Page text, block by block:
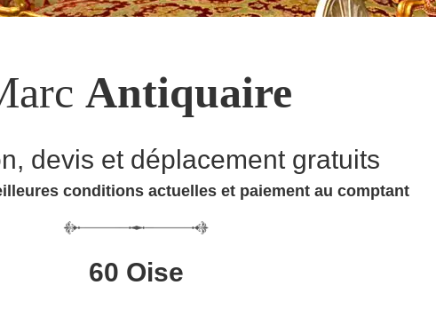
Antiquaire
devis et déplacement gratuits
conditions actuelles et paiement au comptant
60 Oise